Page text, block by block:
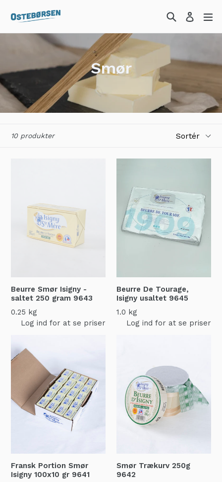
Søg
Smør
10 produkter
Beurre Smør Isigny -
saltet 250 gram 9643
0.25 kg
Log ind for at se priser
Beurre De Tourage,
Isigny usaltet 9645
1.0 kg
Log ind for at se priser
Fransk Portion Smør
Isigny 100x10 gr 9641
Smør Trækurv 250g
9642